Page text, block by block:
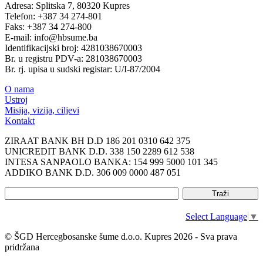
Adresa: Splitska 7, 80320 Kupres
Telefon: +387 34 274-801
Faks: +387 34 274-800
E-mail: info@hbsume.ba
Identifikacijski broj: 4281038670003
Br. u registru PDV-a: 281038670003
Br. rj. upisa u sudski registar: U/I-87/2004
O nama
Ustroj
Misija, vizija, ciljevi
Kontakt
ZIRAAT BANK BH D.D 186 201 0310 642 375
UNICREDIT BANK D.D. 338 150 2289 612 538
INTESA SANPAOLO BANKA: 154 999 5000 101 345
ADDIKO BANK D.D. 306 009 0000 487 051
Select Language ▼
© ŠGD Hercegbosanske šume d.o.o. Kupres 2026 - Sva prava
pridržana